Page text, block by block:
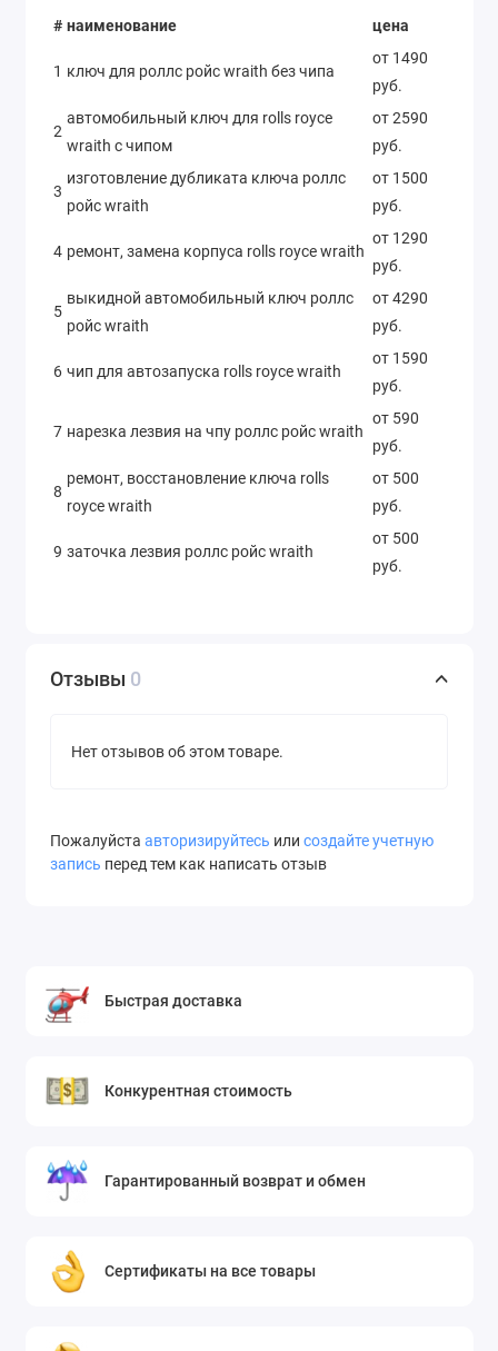
# наименование цена
1 ключ для роллс ройс wraith без чипа
от 1490
руб.
2
автомобильный ключ для rolls royce
wraith с чипом
от 2590
руб.
3
изготовление дубликата ключа роллс
ройс wraith
от 1500
руб.
4 ремонт, замена корпуса rolls royce wraith
от 1290
руб.
5
выкидной автомобильный ключ роллс
ройс wraith
от 4290
руб.
6 чип для автозапуска rolls royce wraith
от 1590
руб.
7 нарезка лезвия на чпу роллс ройс wraith
от 590
руб.
8
ремонт, восстановление ключа rolls
royce wraith
от 500
руб.
9 заточка лезвия роллс ройс wraith
от 500
руб.
Отзывы 0
Нет отзывов об этом товаре.
Пожалуйста авторизируйтесь или создайте учетную
запись перед тем как написать отзыв
Быстрая доставка
Конкурентная стоимость
Гарантированный возврат и обмен
Сертификаты на все товары